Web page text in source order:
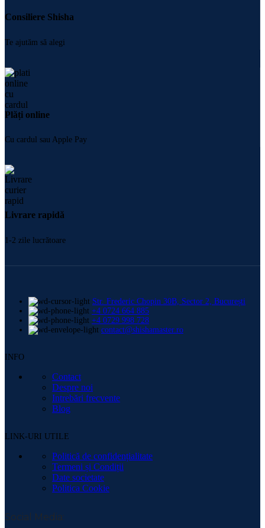
Consiliere Shisha
Te ajutăm să alegi
Plăți online
Cu cardul sau Apple Pay
Livrare rapidă
1-2 zile lucrătoare
Str. Frederic Chopin 30B, Sector 2, București
+4 0724 664 885
+4 0729 998 728
contact@shishamaster.ro
INFO
Contact
Despre noi
Intrebări frecvente
Blog
LINK-URI UTILE
Politică de confidențialitate
Termeni și Condiții
Date societate
Politica Cookie
Social Media: